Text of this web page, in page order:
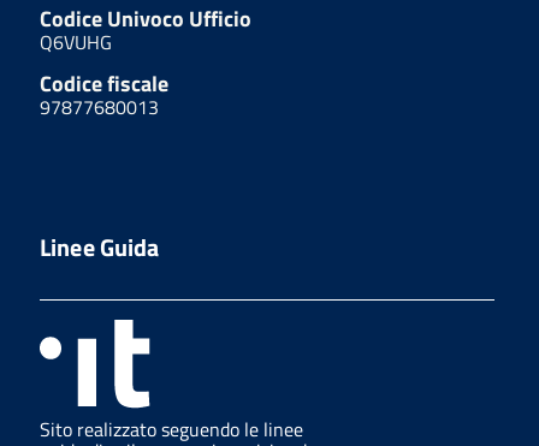
Codice Univoco Ufficio
Q6VUHG
Codice fiscale
97877680013
Linee Guida
Sito realizzato seguendo le linee